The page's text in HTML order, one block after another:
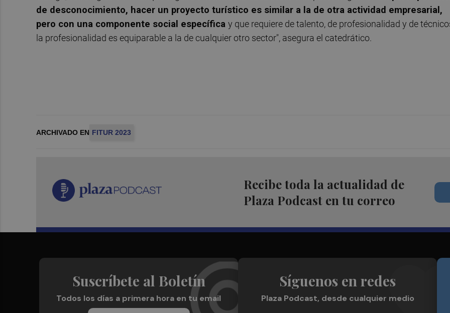
de desconocimiento, hacer un proyecto turístico es similar a la de otra actividad empresarial,
pero con una componente social específica y que requiere de talento, de profesionalidad y de
la profesionalidad es equiparable a la de cualquier otro sector", asegura el catedrático.
ARCHIVADO EN FITUR 2023
Recibe toda la actualidad de
Plaza Podcast en tu correo
Suscríbete al Boletín
Todos los días a primera hora en tu email
Síguenos en redes
Plaza Podcast, desde cualquier medio